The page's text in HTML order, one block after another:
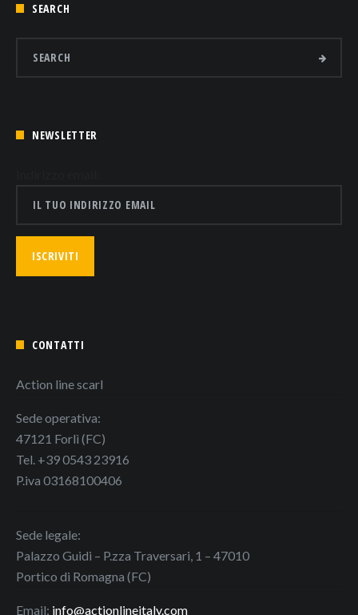
SEARCH
NEWSLETTER
CONTATTI
Action line scarl
Sede operativa:
47121 Forlì (FC)
Tel. +39 0543 23916
P.iva 03168100406
Sede legale:
Palazzo Guidi – P.zza Traversari, 1 – 47010
Portico di Romagna (FC)
Email: info@actionlineitaly.com